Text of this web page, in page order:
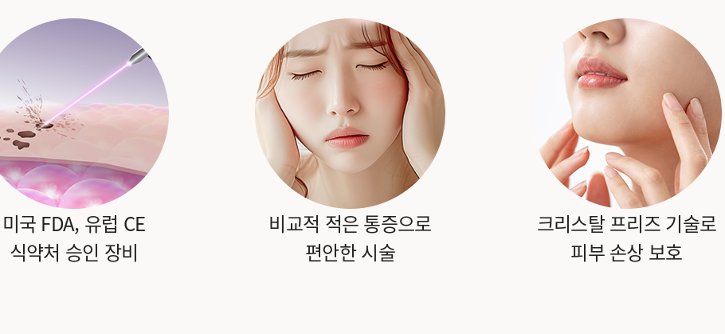
미국 FDA, 유럽 CE
식약처 승인 장비
비교적 적은 통증으로
편안한 시술
크리스탈 프리즈 기술로
피부 손상 보호